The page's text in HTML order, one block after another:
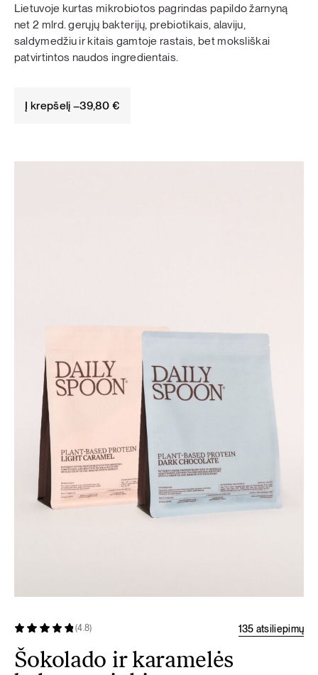
Lietuvoje kurtas mikrobiotos pagrindas papildo žarnyną
net 2 mlrd. gerųjų bakterijų, prebiotikais, alaviju,
saldymedžiu ir kitais gamtoje rastais, bet moksliškai
patvirtintos naudos ingredientais.
Į krepšelį –39,80€
(4.8) 135 atsiliepimų
Šokolado ir karamelės